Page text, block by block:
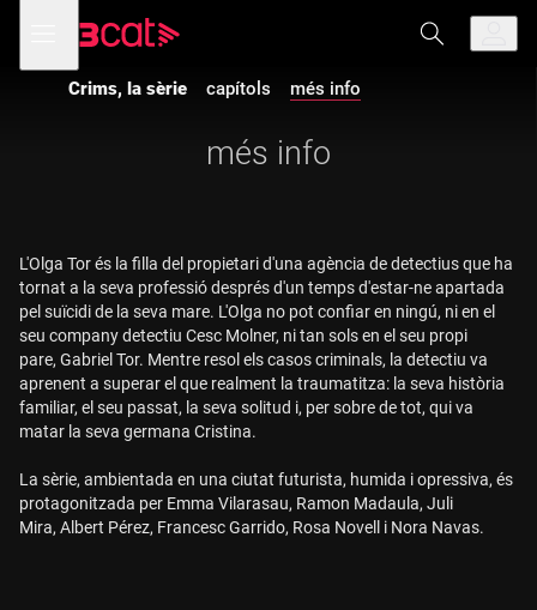
navegació
principal
menú
de
Crims, la sèrie capítols més info
més info
L'Olga Tor és la filla del propietari d'una agència de detectius que ha
tornat a la seva professió després d'un temps d'estar-ne apartada
pel suïcidi de la seva mare. L'Olga no pot confiar en ningú, ni en el
seu company detectiu Cesc Molner, ni tan sols en el seu propi
pare, Gabriel Tor. Mentre resol els casos criminals, la detectiu va
aprenent a superar el que realment la traumatitza: la seva història
familiar, el seu passat, la seva solitud i, per sobre de tot, qui va
matar la seva germana Cristina.
La sèrie, ambientada en una ciutat futurista, humida i opressiva, és
protagonitzada per Emma Vilarasau, Ramon Madaula, Juli
Mira, Albert Pérez, Francesc Garrido, Rosa Novell i Nora Navas.